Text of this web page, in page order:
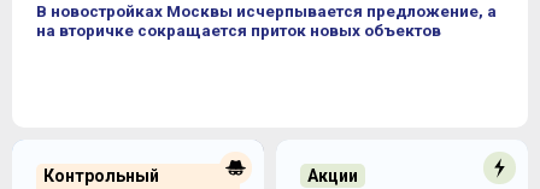
В новостройках Москвы исчерпывается предложение, а
на вторичке сокращается приток новых объектов
Контрольный
Акции